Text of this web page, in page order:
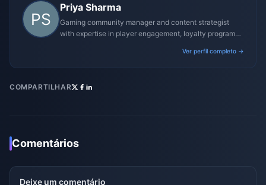
Priya Sharma
Gaming community manager and content strategist
with expertise in player engagement, loyalty programs,
Ver perfil completo →
COMPARTILHAR
Comentários
Deixe um comentário